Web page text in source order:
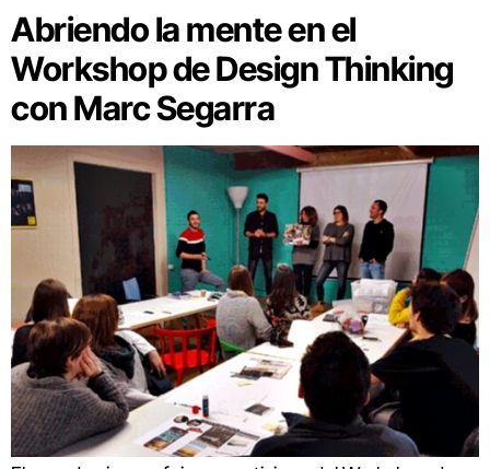
Abriendo la mente en el
Workshop de Design Thinking
con Marc Segarra